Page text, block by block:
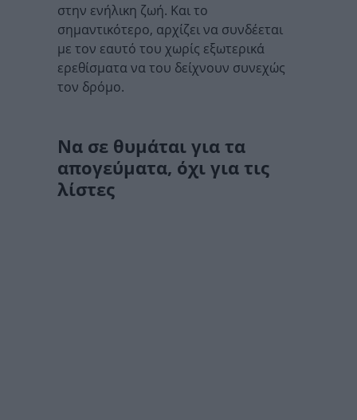
στην ενήλικη ζωή. Και το
σημαντικότερο, αρχίζει να συνδέεται
με τον εαυτό του χωρίς εξωτερικά
ερεθίσματα να του δείχνουν συνεχώς
τον δρόμο.
Να σε θυμάται για τα
απογεύματα, όχι για τις
λίστες